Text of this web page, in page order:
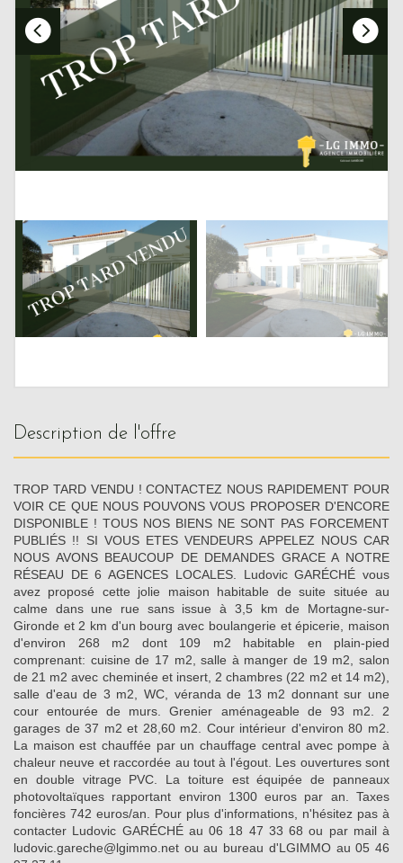
description de l'offre
TROP TARD VENDU ! CONTACTEZ NOUS RAPIDEMENT POUR
VOIR CE QUE NOUS POUVONS VOUS PROPOSER D'ENCORE
DISPONIBLE ! TOUS NOS BIENS NE SONT PAS FORCEMENT
PUBLIÉS !! SI VOUS ETES VENDEURS APPELEZ NOUS CAR
NOUS AVONS BEAUCOUP DE DEMANDES GRACE A NOTRE
RÉSEAU DE 6 AGENCES LOCALES. Ludovic GARÉCHÉ vous
avez proposé cette jolie maison habitable de suite située au
calme dans une rue sans issue à 3,5 km de Mortagne-sur-
Gironde et 2 km d'un bourg avec boulangerie et épicerie, maison
d'environ 268 m2 dont 109 m2 habitable en plain-pied
comprenant: cuisine de 17 m2, salle à manger de 19 m2, salon
de 21 m2 avec cheminée et insert, 2 chambres (22 m2 et 14 m2),
salle d'eau de 3 m2, WC, véranda de 13 m2 donnant sur une
cour entourée de murs. Grenier aménageable de 93 m2. 2
garages de 37 m2 et 28,60 m2. Cour intérieur d'environ 80 m2.
La maison est chauffée par un chauffage central avec pompe à
chaleur neuve et raccordée au tout à l'égout. Les ouvertures sont
en double vitrage PVC. La toiture est équipée de panneaux
photovoltaïques rapportant environ 1300 euros par an. Taxes
foncières 742 euros/an. Pour plus d'informations, n'hésitez pas à
contacter Ludovic GARÉCHÉ au 06 18 47 33 68 ou par mail à
ludovic.gareche@lgimmo.net ou au bureau d'LGIMMO au 05 46